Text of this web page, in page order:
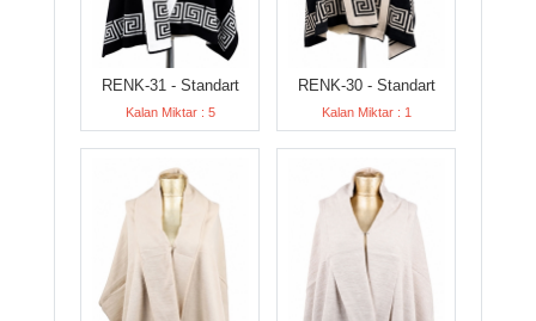
RENK-31 - Standart
Kalan Miktar : 5
RENK-30 - Standart
Kalan Miktar : 1